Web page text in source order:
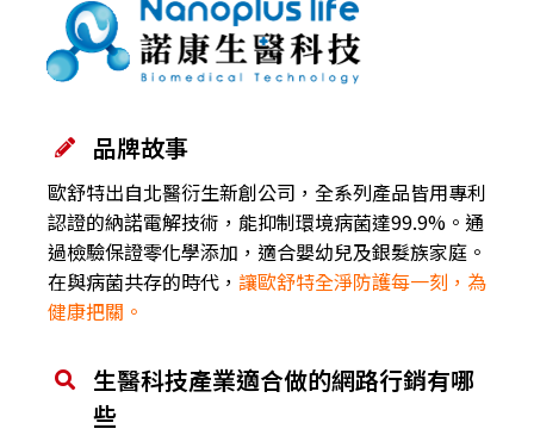
品牌故事
歐舒特出自北醫衍生新創公司，全系列產品皆用專利
認證的納諾電解技術，能抑制環境病菌達99.9%。通
過檢驗保證零化學添加，適合嬰幼兒及銀髮族家庭。
在與病菌共存的時代， 讓歐舒特全淨防護每一刻，為
健康把關。
生醫科技產業適合做的網路行銷有哪
些